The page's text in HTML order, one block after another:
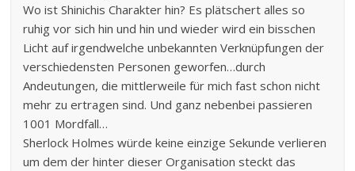
Wo ist Shinichis Charakter hin? Es plätschert alles so
ruhig vor sich hin und hin und wieder wird ein bisschen
Licht auf irgendwelche unbekannten Verknüpfungen der
verschiedensten Personen geworfen…durch
Andeutungen, die mittlerweile für mich fast schon nicht
mehr zu ertragen sind. Und ganz nebenbei passieren
1001 Mordfall…
Sherlock Holmes würde keine einzige Sekunde verlieren
um dem der hinter dieser Organisation steckt das